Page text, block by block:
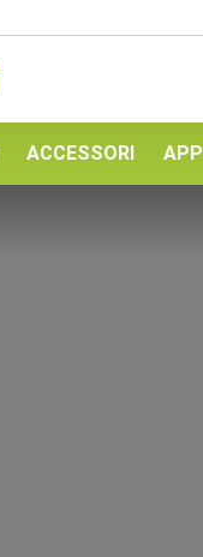
ACCESSORI APP